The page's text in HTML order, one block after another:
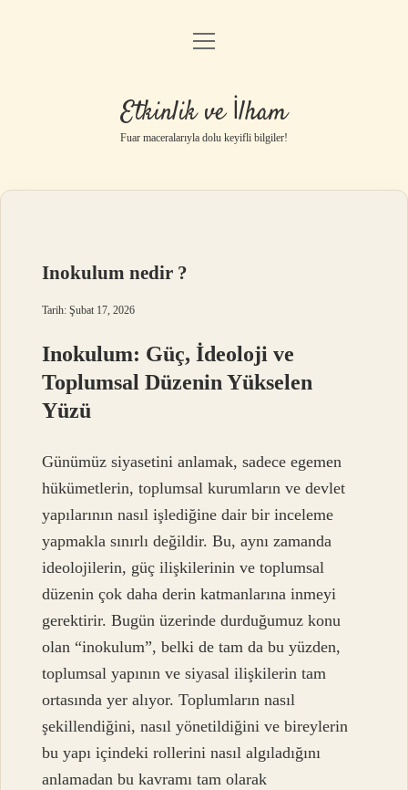
Anasayfa
Gizlilik Politikası
Yasal Uyarı
menüyü
Etkinlik ve İlham
Fuar maceralarıyla dolu keyifli bilgiler!
Inokulum nedir ?
Tarih: Şubat 17, 2026
Inokulum: Güç, İdeoloji ve
Toplumsal Düzenin Yükselen
Yüzü
Günümüz siyasetini anlamak, sadece egemen
hükümetlerin, toplumsal kurumların ve devlet
yapılarının nasıl işlediğine dair bir inceleme
yapmakla sınırlı değildir. Bu, aynı zamanda
ideolojilerin, güç ilişkilerinin ve toplumsal
düzenin çok daha derin katmanlarına inmeyi
gerektirir. Bugün üzerinde durduğumuz konu
olan “inokulum”, belki de tam da bu yüzden,
toplumsal yapının ve siyasal ilişkilerin tam
ortasında yer alıyor. Toplumların nasıl
şekillendiğini, nasıl yönetildiğini ve bireylerin
bu yapı içindeki rollerini nasıl algıladığını
anlamadan bu kavramı tam olarak